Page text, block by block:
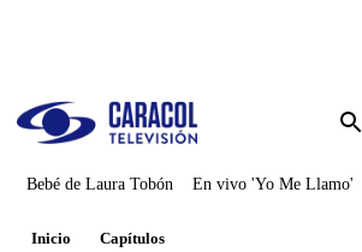
Bebé de Laura Tobón En vivo 'Yo Me Llamo'
Inicio Capítulos